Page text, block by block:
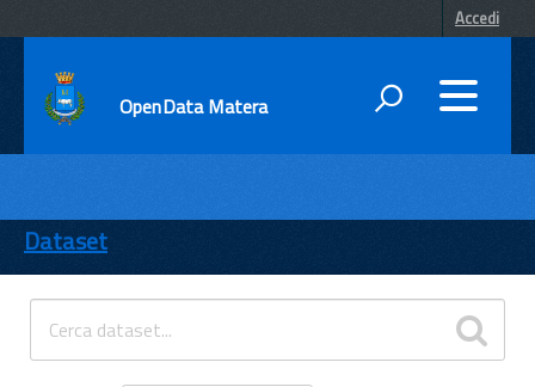
Accedi
OpenData Matera
ENTI
TEMI
INFORMAZIONI
Dataset